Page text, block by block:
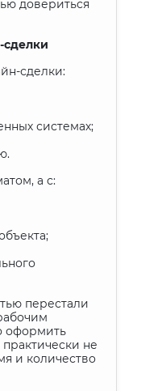
довериться
сделки
сделки:
системах;
а с:
перестали
оформить
не
и количество